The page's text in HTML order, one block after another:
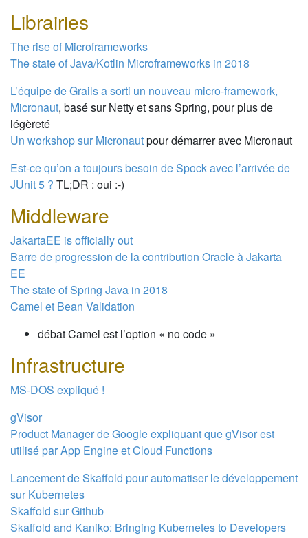
Librairies
The rise of Microframeworks
The state of Java/Kotlin Microframeworks in 2018
L’équipe de Grails a sorti un nouveau micro-framework,
Micronaut, basé sur Netty et sans Spring, pour plus de
légèreté
Un workshop sur Micronautpour démarrer avec Micronaut
Est-ce qu’on a toujours besoin de Spock avec l’arrivée de
JUnit 5 ? TL;DR : oui :-)
Middleware
JakartaEE is officially out
Barre de progression de la contribution Oracle à Jakarta
EE
The state of Spring Java in 2018
Camel et Bean Validation
débat Camel est l’option « no code »
Infrastructure
MS-DOS expliqué !
gVisor
Product Manager de Google expliquant que gVisor est
utilisé par App Engine et Cloud Functions
Lancement de Skaffold pour automatiser le développement
sur Kubernetes
Skaffold sur Github
Skaffold and Kaniko: Bringing Kubernetes to Developers